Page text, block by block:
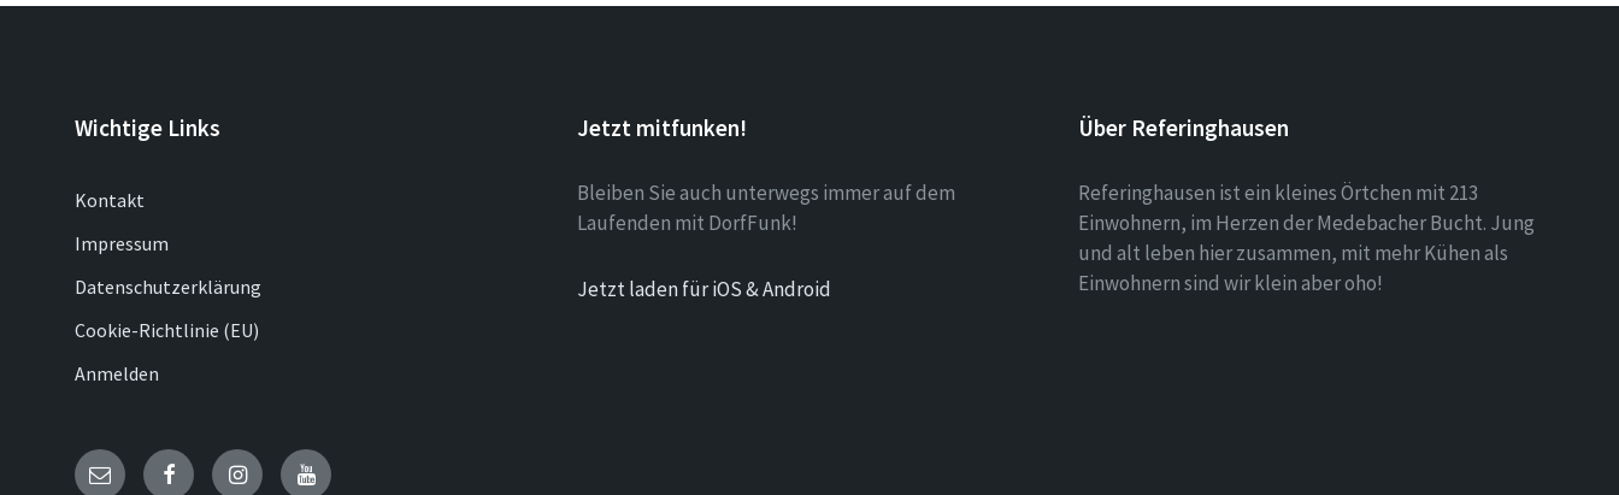
Wichtige Links
Kontakt
Impressum
Datenschutzerklärung
Cookie-Richtlinie (EU)
Anmelden
Jetzt mitfunken!
Bleiben Sie auch unterwegs immer auf dem
Laufenden mit DorfFunk!
Jetzt laden für iOS & Android
Über Referinghausen
Referinghausen ist ein kleines Örtchen mit 213
Einwohnern, im Herzen der Medebacher Bucht. Jung
und alt leben hier zusammen, mit mehr Kühen als
Einwohnern sind wir klein aber oho!
E- FacebookInstagramYouTube